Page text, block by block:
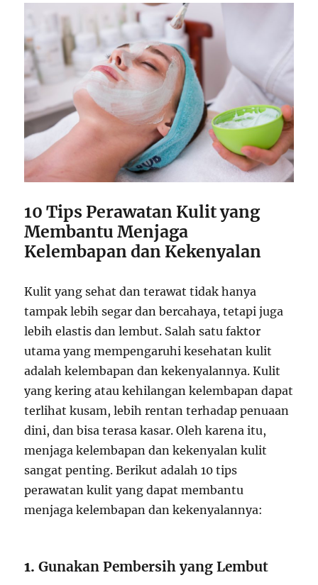
10 Tips Perawatan Kulit yang
Membantu Menjaga
Kelembapan dan Kekenyalan
Kulit yang sehat dan terawat tidak hanya
tampak lebih segar dan bercahaya, tetapi juga
lebih elastis dan lembut. Salah satu faktor
utama yang mempengaruhi kesehatan kulit
adalah kelembapan dan kekenyalannya. Kulit
yang kering atau kehilangan kelembapan dapat
terlihat kusam, lebih rentan terhadap penuaan
dini, dan bisa terasa kasar. Oleh karena itu,
menjaga kelembapan dan kekenyalan kulit
sangat penting. Berikut adalah 10 tips
perawatan kulit yang dapat membantu
menjaga kelembapan dan kekenyalannya:
1.Gunakan Pembersih yang Lembut